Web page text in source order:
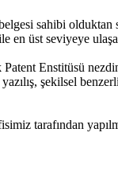
sahibi olduktan
en üst seviyeye
Patent Enstitüsü
şekilsel
tarafından